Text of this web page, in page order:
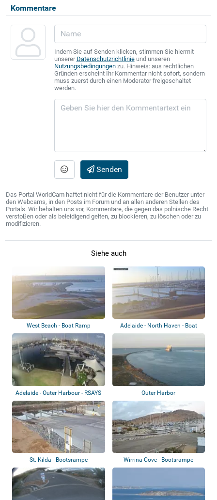
Kommentare
Indem Sie auf Senden klicken, stimmen Sie hiermit
unserer Datenschutzrichtlinieund unseren
Nutzungsbedingungenzu. Hinweis: aus rechtlichen
Gründen erscheint Ihr Kommentar nicht sofort, sondern
muss zuerst durch einen Moderator freigeschaltet
werden.
Senden
Das Portal WorldCam haftet nicht für die Kommentare der Benutzer unter
den Webcams, in den Posts im Forum und an allen anderen Stellen des
Portals. Wir behalten uns vor, Kommentare, die gegen das polnische Recht
verstoßen oder als beleidigend gelten, zu blockieren, zu löschen oder zu
modifizieren.
Siehe auch
West Beach - Boat Ramp
Adelaide - North Haven - Boat
Ramp
Adelaide - Outer Harbour - RSAYS
Marina
Outer Harbor
St. Kilda - Bootsrampe Wirrina Cove - Bootsrampe